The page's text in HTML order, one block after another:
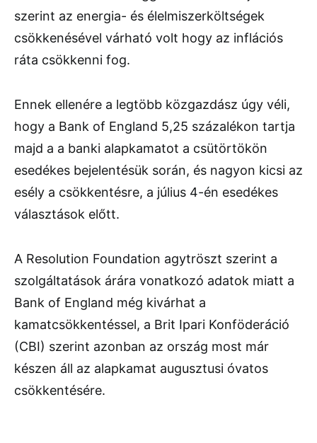
szerint az energia- és élelmiszerköltségek
csökkenésével várható volt hogy az inflációs
ráta csökkenni fog.
Ennek ellenére a legtöbb közgazdász úgy véli,
hogy a Bank of England 5,25 százalékon tartja
majd a a banki alapkamatot a csütörtökön
esedékes bejelentésük során, és nagyon kicsi az
esély a csökkentésre, a július 4-én esedékes
választások előtt.
A Resolution Foundation agytröszt szerint a
szolgáltatások árára vonatkozó adatok miatt a
Bank of England még kivárhat a
kamatcsökkentéssel, a Brit Ipari Konföderáció
(CBI) szerint azonban az ország most már
készen áll az alapkamat augusztusi óvatos
csökkentésére.